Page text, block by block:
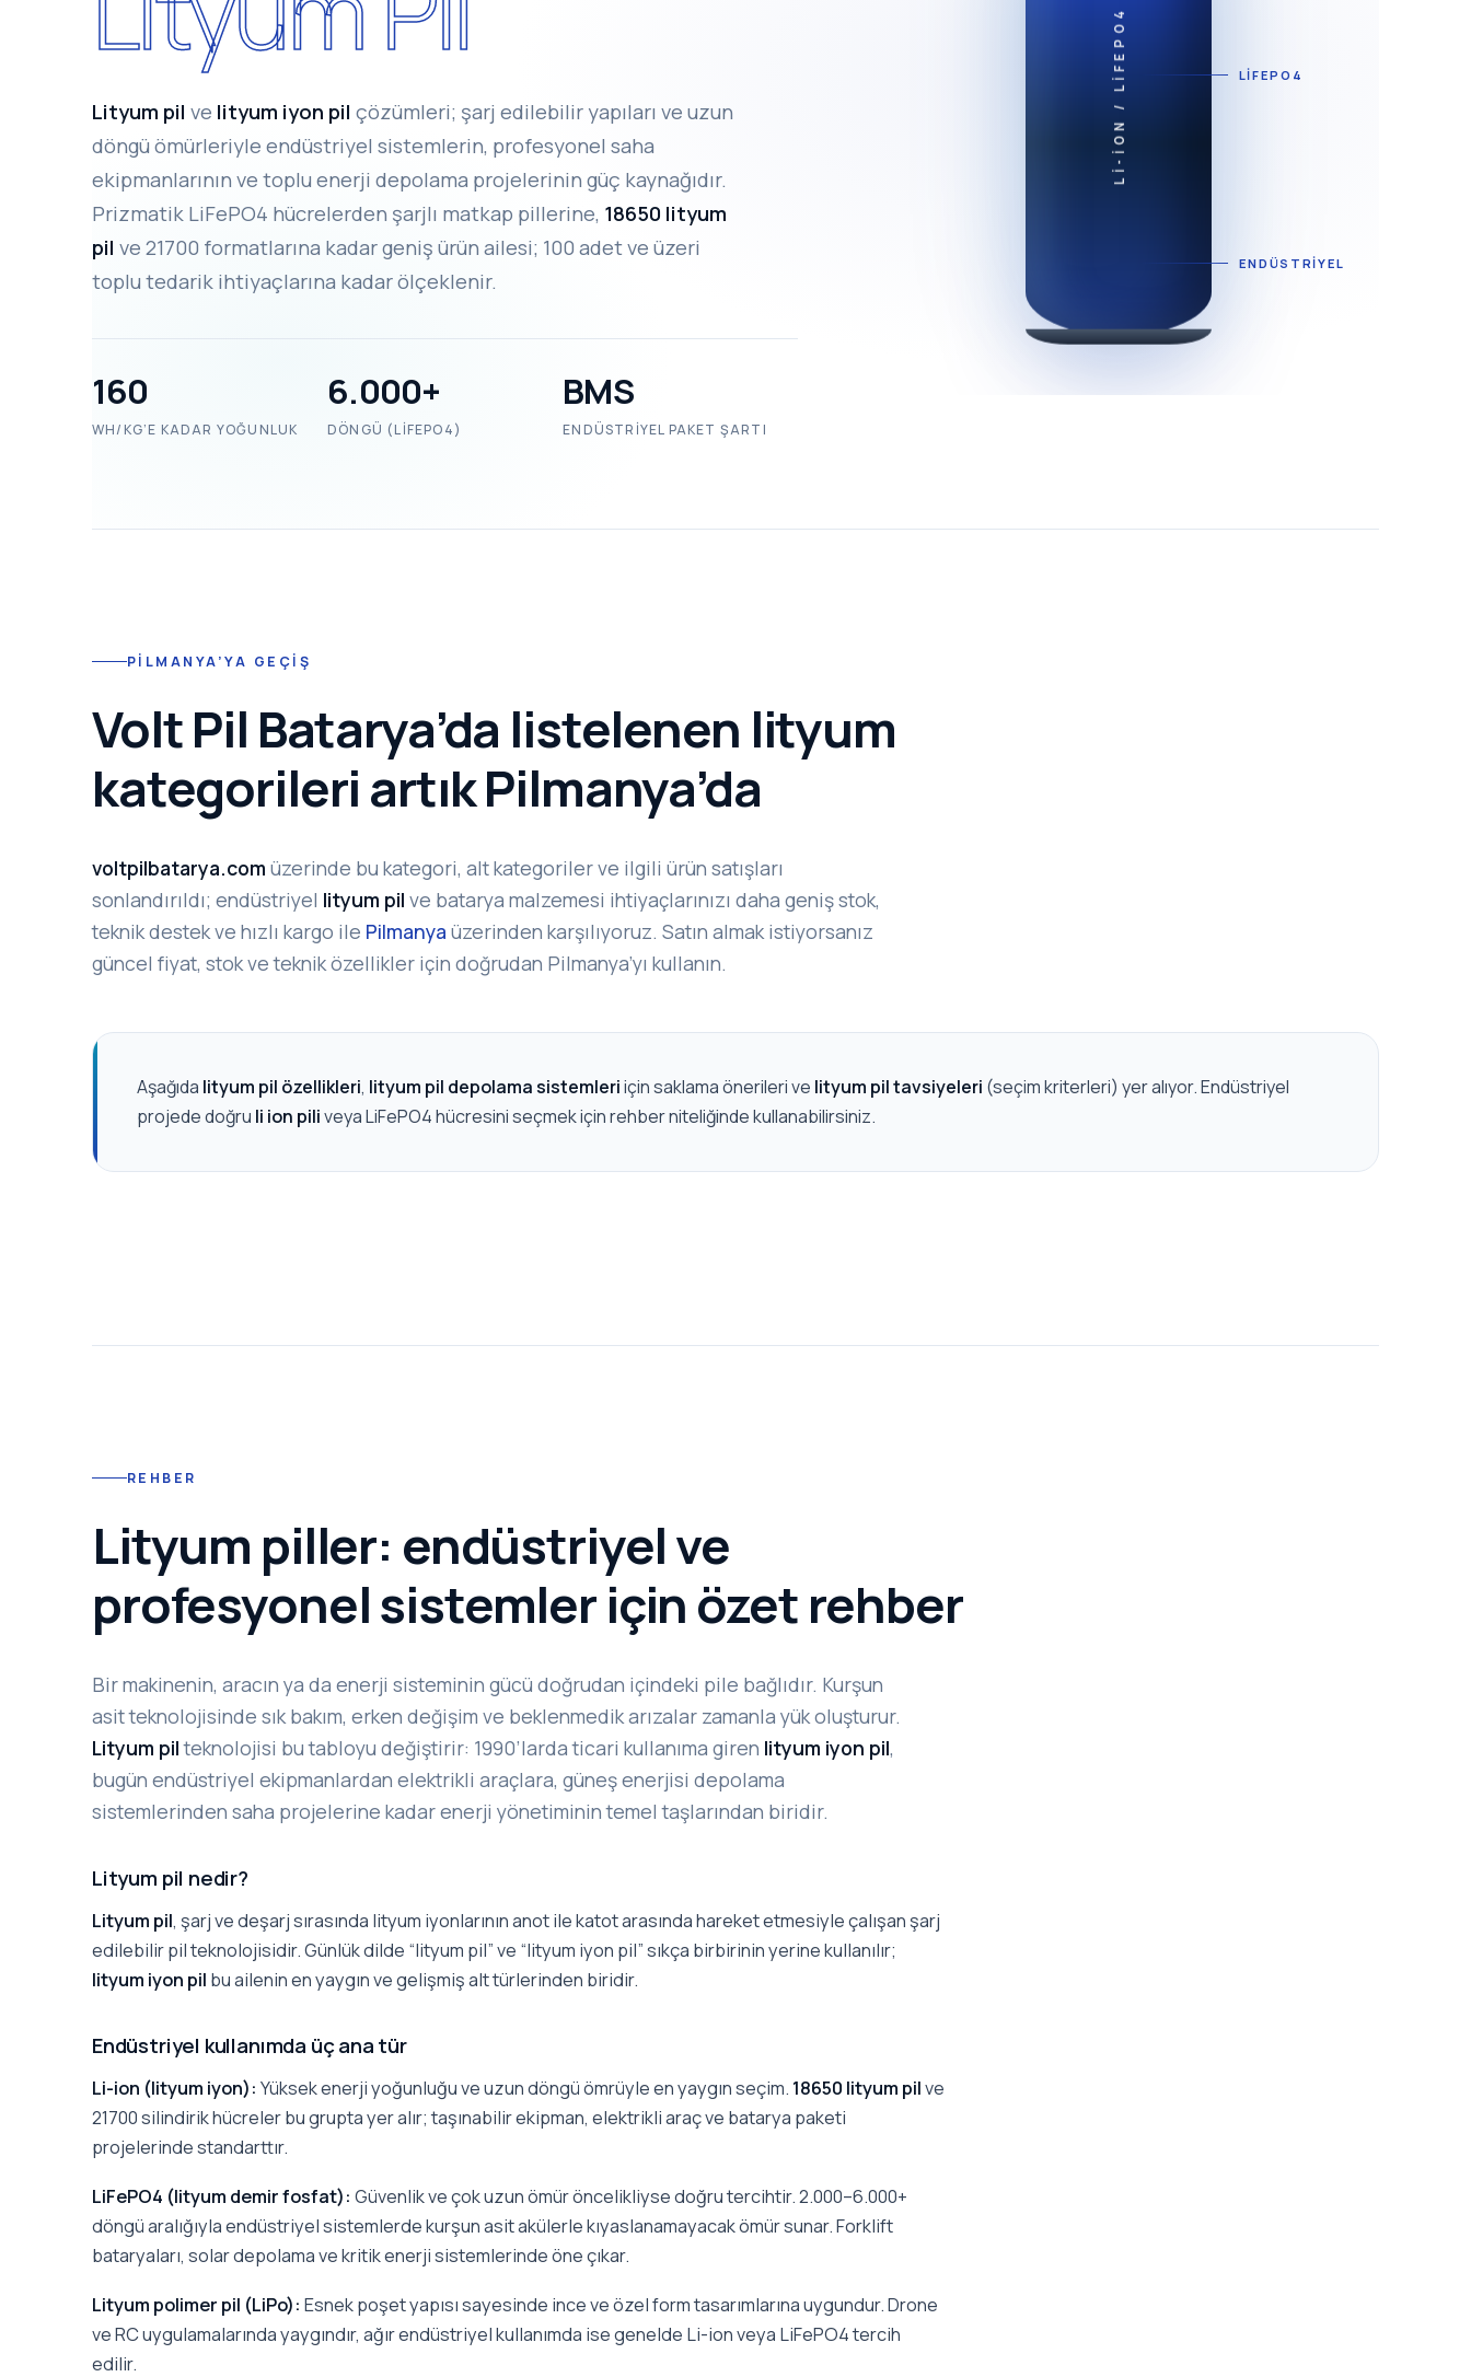
Lityum pil ve lityum iyon pil çözümleri; şarj edilebilir yapıları ve uzun
döngü ömürleriyle endüstriyel sistemlerin, profesyonel saha
ekipmanlarının ve toplu enerji depolama projelerinin güç kaynağıdır.
Prizmatik LiFePO4 hücrelerden şarjlı matkap pillerine, 18650 lityum
pil ve 21700 formatlarına kadar geniş ürün ailesi; 100 adet ve üzeri
toplu tedarik ihtiyaçlarına kadar ölçeklenir.
160
WH/KG’E KADAR YOĞUNLUK
6.000+
DÖNGÜ (LIFEPO4)
BMS
ENDÜSTRIYEL PAKET ŞARTI
LI-ION / LIFEPO4 LIFEPO4
ENDÜSTRIYEL
PILMANYA’YA GEÇIŞ
Volt Pil Batarya’da listelenen lityum
kategorileri artık Pilmanya’da
voltpilbatarya.com üzerinde bu kategori, alt kategoriler ve ilgili ürün satışları
sonlandırıldı; endüstriyel lityum pil ve batarya malzemesi ihtiyaçlarınızı daha geniş stok,
teknik destek ve hızlı kargo ile Pilmanya üzerinden karşılıyoruz. Satın almak istiyorsanız
güncel fiyat, stok ve teknik özellikler için doğrudan Pilmanya’yı kullanın.
Aşağıda lityum pil özellikleri, lityum pil depolama sistemleriiçin saklama önerileri ve lityum pil tavsiyeleri (seçim kriterleri) yer alıyor. Endüstriyel
projede doğru li ion piliveya LiFePO4 hücresini seçmek için rehber niteliğinde kullanabilirsiniz.
REHBER
Lityum piller: endüstriyel ve
profesyonel sistemler için özet rehber
Bir makinenin, aracın ya da enerji sisteminin gücü doğrudan içindeki pile bağlıdır. Kurşun
asit teknolojisinde sık bakım, erken değişim ve beklenmedik arızalar zamanla yük oluşturur.
Lityum pilteknolojisi bu tabloyu değiştirir: 1990’larda ticari kullanıma giren lityum iyon pil,
bugün endüstriyel ekipmanlardan elektrikli araçlara, güneş enerjisi depolama
sistemlerinden saha projelerine kadar enerji yönetiminin temel taşlarından biridir.
Lityum pil nedir?
Lityum pil, şarj ve deşarj sırasında lityum iyonlarının anot ile katot arasında hareket etmesiyle çalışan şarj
edilebilir pil teknolojisidir. Günlük dilde “lityum pil” ve “lityum iyon pil” sıkça birbirinin yerine kullanılır;
lityum iyon pil bu ailenin en yaygın ve gelişmiş alt türlerinden biridir.
Endüstriyel kullanımda üç ana tür
Li-ion (lityum iyon): Yüksek enerji yoğunluğu ve uzun döngü ömrüyle en yaygın seçim. 18650 lityum pilve
21700 silindirik hücreler bu grupta yer alır; taşınabilir ekipman, elektrikli araç ve batarya paketi
projelerinde standarttır.
LiFePO4 (lityum demir fosfat): Güvenlik ve çok uzun ömür öncelikliyse doğru tercihtir. 2.000–6.000+
döngü aralığıyla endüstriyel sistemlerde kurşun asit akülerle kıyaslanamayacak ömür sunar. Forklift
bataryaları, solar depolama ve kritik enerji sistemlerinde öne çıkar.
Lityum polimer pil (LiPo): Esnek poşet yapısı sayesinde ince ve özel form tasarımlarına uygundur. Drone
ve RC uygulamalarında yaygındır, ağır endüstriyel kullanımda ise genelde Li-ion veya LiFePO4 tercih
edilir.